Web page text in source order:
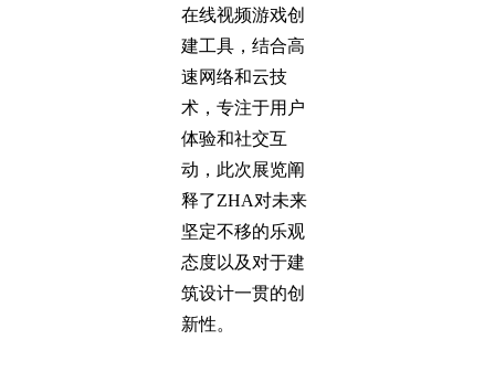
在线视频游戏创
建工具，结合高
速网络和云技
术，专注于用户
体验和社交互
动，此次展览阐
释了ZHA对未来
坚定不移的乐观
态度以及对于建
筑设计一贯的创
新性。